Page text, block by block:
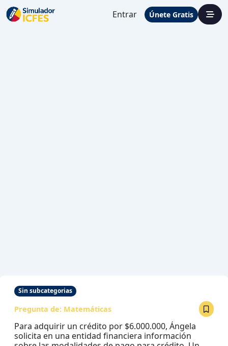
Entrar Únete Gratis
Sin subcategorias
Pregunta de: Matemáticas
Para adquirir un crédito por $6.000.000, Ángela
solicita en una entidad financiera información